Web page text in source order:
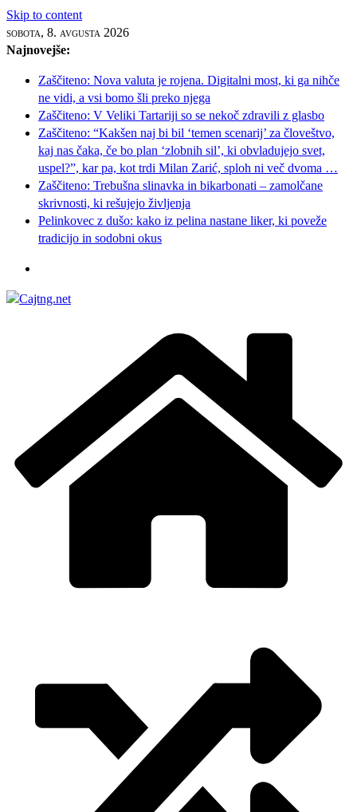
Skip to content
sobota, 8. avgusta 2026
Najnovejše:
Zaščiteno: Nova valuta je rojena. Digitalni most, ki ga nihče
ne vidi, a vsi bomo šli preko njega
Zaščiteno: V Veliki Tartariji so se nekoč zdravili z glasbo
Zaščiteno: “Kakšen naj bi bil ‘temen scenarij’ za človeštvo,
kaj nas čaka, če bo plan ‘zlobnih sil’, ki obvladujejo svet,
uspel?”, kar pa, kot trdi Milan Zarić, sploh ni več dvoma …
Zaščiteno: Trebušna slinavka in bikarbonati – zamolčane
skrivnosti, ki rešujejo življenja
Pelinkovec z dušo: kako iz pelina nastane liker, ki poveže
tradicijo in sodobni okus